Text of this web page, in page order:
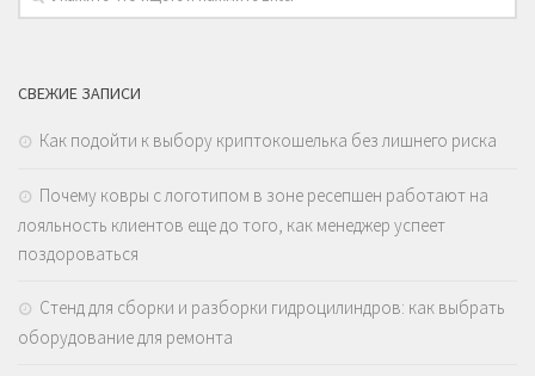
СВЕЖИЕ ЗАПИСИ
Как подойти к выбору криптокошелька без лишнего риска
Почему ковры с логотипом в зоне ресепшен работают на
лояльность клиентов еще до того, как менеджер успеет
поздороваться
Стенд для сборки и разборки гидроцилиндров: как выбрать
оборудование для ремонта